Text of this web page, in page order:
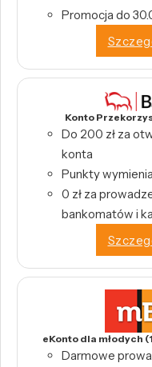
Promocja do
Konto
Do 200 zł za
konta
Punkty
0 zł za
bankomatów i
eKonto dla młodych
Darmowe